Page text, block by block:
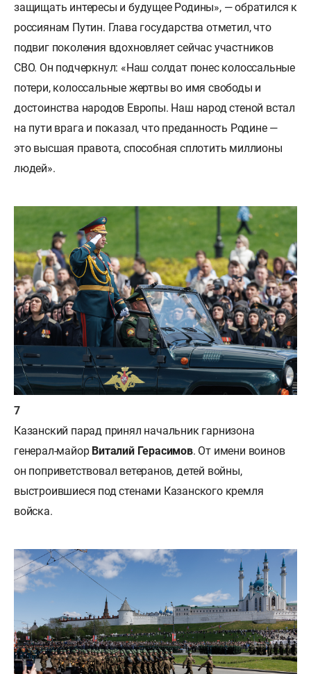
защищать интересы и будущее Родины», — обратился к
россиянам Путин. Глава государства отметил, что
подвиг поколения вдохновляет сейчас участников
СВО. Он подчеркнул: «Наш солдат понес колоссальные
потери, колоссальные жертвы во имя свободы и
достоинства народов Европы. Наш народ стеной встал
на пути врага и показал, что преданность Родине —
это высшая правота, способная сплотить миллионы
людей».
Казанский парад принял начальник гарнизона
генерал-майор Виталий Герасимов. От имени воинов
он поприветствовал ветеранов, детей войны,
выстроившиеся под стенами Казанского кремля
войска.